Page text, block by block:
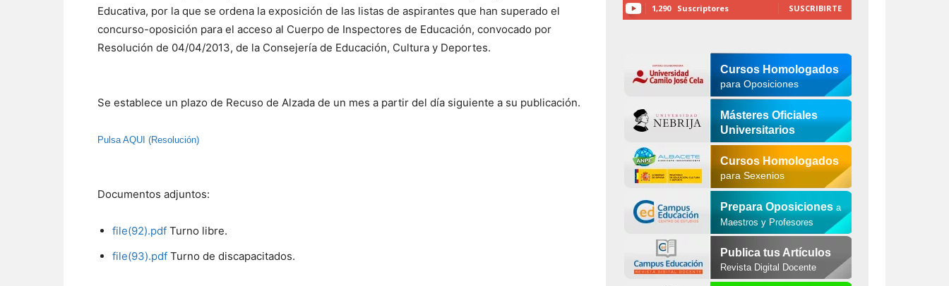
Educativa, por la que se ordena la exposición de las listas de aspirantes que han superado el
concurso-oposición para el acceso al Cuerpo de Inspectores de Educación, convocado por
Resolución de 04/04/2013, de la Consejería de Educación, Cultura y Deportes.
Se establece un plazo de Recuso de Alzada de un mes a partir del día siguiente a su publicación.
Pulsa AQUI (Resolución)
Documentos adjuntos:
file(92).pdf Turno libre.
file(93).pdf Turno de discapacitados.
1,290 Suscriptores SUSCRIBIRTE
Cursos Homologados
para Oposiciones
Másteres Oficiales
Universitarios
Cursos Homologados
para Sexenios
Prepara Oposiciones a
Maestros y Profesores
Publica tus Artículos
Revista Digital Docente